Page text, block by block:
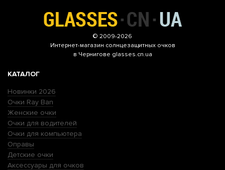
© 2009-2026
Интернет-магазин солнцезащитных очков
в Чернигове glasses.cn.ua
КАТАЛОГ
Новинки 2026
Очки Ray Ban
Женские очки
Очки для водителей
Очки для компьютера
Оправы
Детские очки
Аксессуары для очков